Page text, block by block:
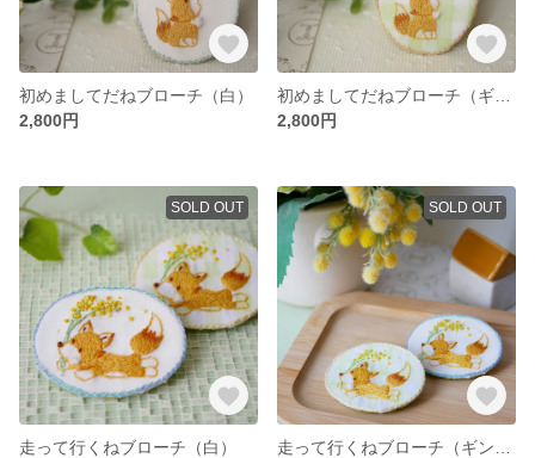
初めましてだねブローチ（白）
2,800円
2,800円
SOLD OUT
走って行くねブローチ（白）
SOLD OUT